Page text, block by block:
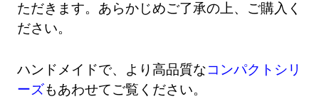
ただきます。あらかじめご了承の上、ご購入く
ださい。
ハンドメイドで、より高品質なコンパクトシリ
ーズもあわせてご覧ください。